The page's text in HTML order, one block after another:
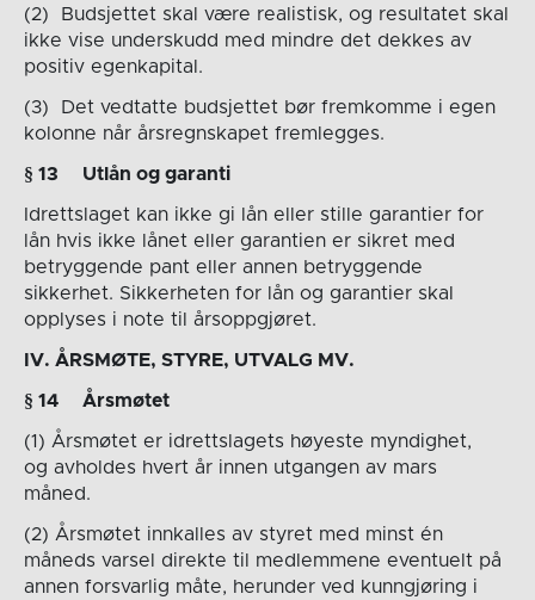
(2) Budsjettet skal være realistisk, og resultatet skal
ikke vise underskudd med mindre det dekkes av
positiv egenkapital.
(3) Det vedtatte budsjettet bør fremkomme i egen
kolonne når årsregnskapet fremlegges.
§ 13 Utlån og garanti
Idrettslaget kan ikke gi lån eller stille garantier for
lån hvis ikke lånet eller garantien er sikret med
betryggende pant eller annen betryggende
sikkerhet. Sikkerheten for lån og garantier skal
opplyses i note til årsoppgjøret.
IV. ÅRSMØTE, STYRE, UTVALG MV.
§ 14 Årsmøtet
(1) Årsmøtet er idrettslagets høyeste myndighet,
og avholdes hvert år innen utgangen av mars
måned.
(2) Årsmøtet innkalles av styret med minst én
måneds varsel direkte til medlemmene eventuelt på
annen forsvarlig måte, herunder ved kunngjøring i